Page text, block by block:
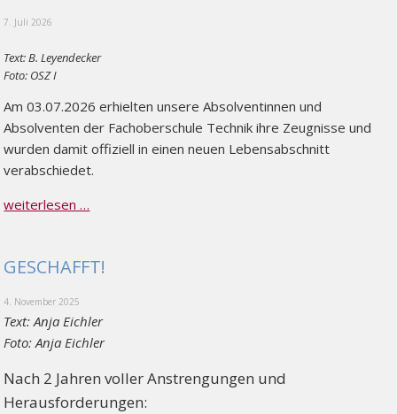
7. Juli 2026
Text: B. Leyendecker
Foto: OSZ I
Am 03.07.2026 erhielten unsere Absolventinnen und
Absolventen der Fachoberschule Technik ihre Zeugnisse und
wurden damit offiziell in einen neuen Lebensabschnitt
verabschiedet.
weiterlesen …
GESCHAFFT!
4. November 2025
Text: Anja Eichler
Foto: Anja Eichler
Nach 2 Jahren voller Anstrengungen und
Herausforderungen: